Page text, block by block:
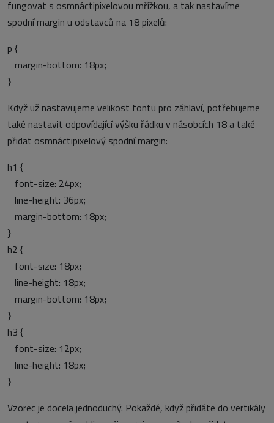
fungovat s osmnáctipixelovou mřížkou, a tak nastavíme
spodní margin u odstavců na 18 pixelů:
p {
margin-bottom: 18px;
}
Když už nastavujeme velikost fontu pro záhlaví, potřebujeme
také nastavit odpovídající výšku řádku v násobcích 18 a také
přidat osmnáctipixelový spodní margin:
h1 {
font-size: 24px;
line-height: 36px;
margin-bottom: 18px;
}
h2 {
font-size: 18px;
line-height: 18px;
margin-bottom: 18px;
}
h3 {
font-size: 12px;
line-height: 18px;
}
Vzorec je docela jednoduchý. Pokaždé, když přidáte do vertikály